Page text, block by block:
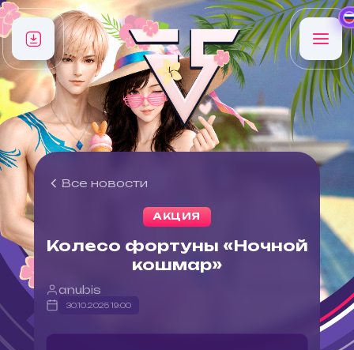
Все новости
АКЦИЯ
Колесо фортуны «Ночной
кошмар»
anubis
30.10.2025 19:00